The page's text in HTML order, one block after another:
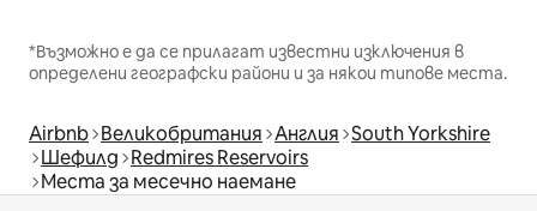
*Възможно е да се прилагат известни изключения в
определени географски райони и за някои типове места.
Airbnb Великобритания Англия South Yorkshire
Шефилд Redmires Reservoirs
Места за месечно наемане